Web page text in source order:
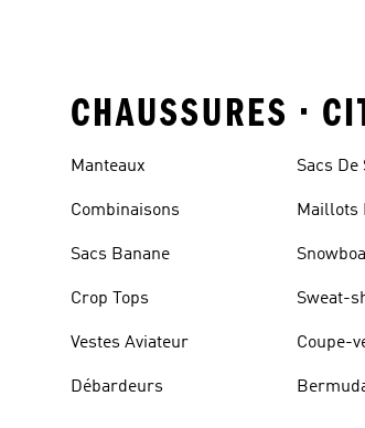
CHAUSSURES •
Manteaux
Combinaisons
Sacs Banane
Crop Tops
Vestes Aviateur
Débardeurs
Sacs De
Maillots
Sweat-
Coupe-